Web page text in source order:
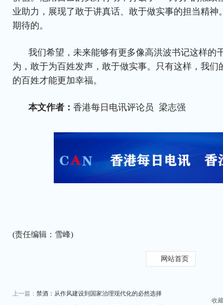
业助力，展现了敢于讲真话、敢于做实事的担当精神
期待的。
我们希望，未来能够有更多像高洪波书记这样的
为，敢于为百姓发声，敢于做实事。只有这样，我们
的百姓才能更加幸福。
本文作者： 香港每日电讯评论员 梁志强
(责任编辑：雪峰)
网站首页
上一篇： 禁酒：从作风建设到国家治理现代化的必然选择
收